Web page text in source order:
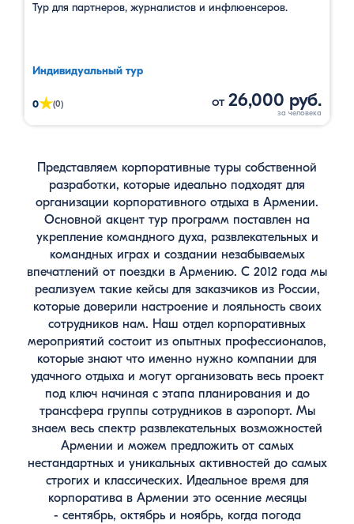
Тур для партнеров, журналистов и инфлюенсеров.
Индивидуальный тур
0★(0) от 26,000 руб.
Представляем корпоративные туры собственной
разработки, которые идеально подходят для
организации корпоративного отдыха в Армении.
Основной акцент тур программ поставлен на
укрепление командного духа, развлекательных и
командных играх и создании незабываемых
впечатлений от поездки в Армению. С 2012 года мы
реализуем такие кейсы для заказчиков из России,
которые доверили настроение и лояльность своих
сотрудников нам. Наш отдел корпоративных
мероприятий состоит из опытных профессионалов,
которые знают что именно нужно компании для
удачного отдыха и могут организовать весь проект
под ключ начиная с этапа планирования и до
трансфера группы сотрудников в аэропорт. Мы
знаем весь спектр развлекательных возможностей
Армении и можем предложить от самых
нестандартных и уникальных активностей до самых
строгих и классических. Идеальное время для
корпоратива в Армении это осенние месяцы
- сентябрь, октябрь и ноябрь, когда погода